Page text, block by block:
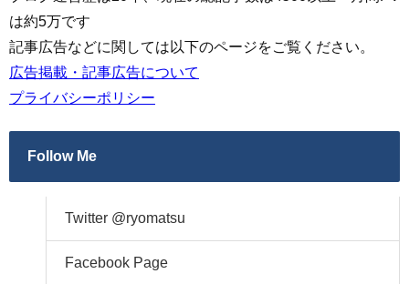
は約5万です
記事広告などに関しては以下のページをご覧ください。
広告掲載・記事広告について
プライバシーポリシー
Follow Me
Twitter @ryomatsu
Facebook Page